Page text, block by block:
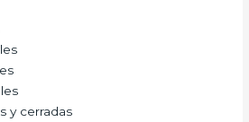
y cerradas